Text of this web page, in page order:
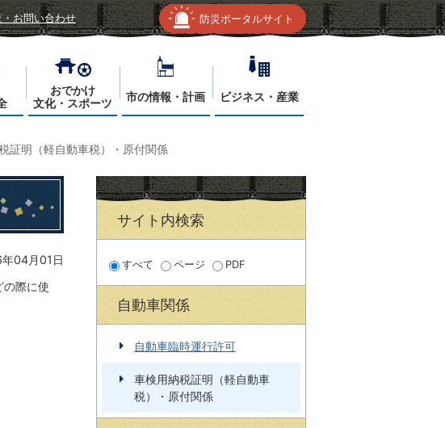
お問い合わせ 防災ポータルサイト
おでかけ
文化・スポーツ
市の情報・計画 ビジネス・産業
証明（軽自動車税）・原付関係
04月01日
の際に使
サイト内検索
すべて ページ PDF
自動車関係
自動車臨時運行許可
車検用納税証明（軽自動車
税）・原付関係